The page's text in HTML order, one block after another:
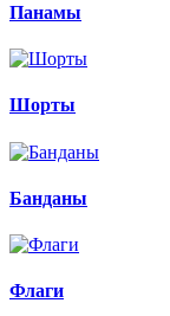
Панамы
Шорты
Банданы
Флаги